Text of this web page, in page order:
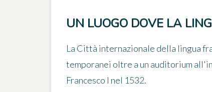
UN LUOGO DOVE LA
La Città internazionale della lingua
temporanei oltre a un auditorium
Francesco I nel 1532.